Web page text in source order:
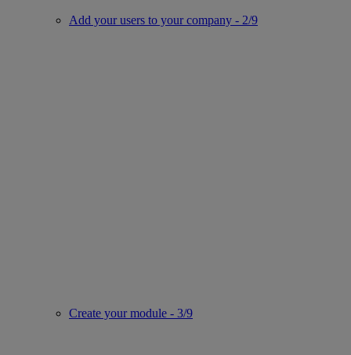
Add your users to your company - 2/9
Create your module - 3/9